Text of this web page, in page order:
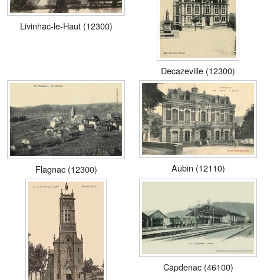
Livinhac-le-Haut (12300)
Decazeville (12300)
Flagnac (12300) Aubin (12110)
Capdenac (46100)